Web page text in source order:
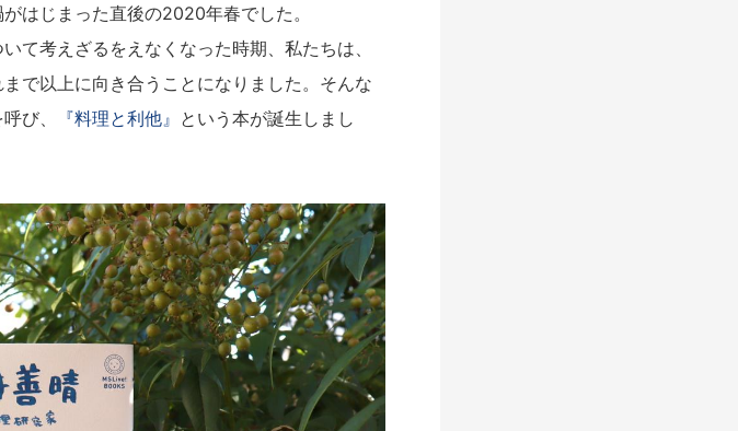
はじまった直後の2020年春でした。
て考えざるをえなくなった時期、私たちは、
で以上に向き合うことになりました。そんな
び、
『料理と利他』 という本が誕生しまし